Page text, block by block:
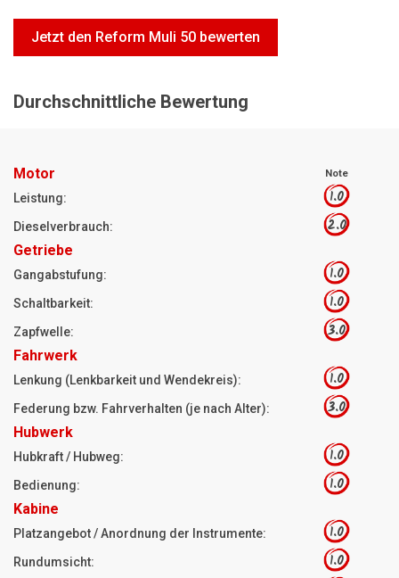
Hoflader
Jetzt Bewerten
Jetzt den Reform Muli 50 bewerten
Durchschnittliche Bewertung
Motor Note
Leistung: 1.0
Dieselverbrauch: 2.0
Getriebe
Gangabstufung: 1.0
Schaltbarkeit: 1.0
Zapfwelle: 3.0
Fahrwerk
Lenkung (Lenkbarkeit und Wendekreis): 1.0
Federung bzw. Fahrverhalten (je nach Alter): 3.0
Hubwerk
Hubkraft / Hubweg: 1.0
Bedienung: 1.0
Kabine
Platzangebot / Anordnung der Instrumente: 1.0
Rundumsicht: 1.0